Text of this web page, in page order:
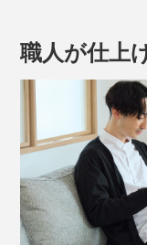
ージュ、ホワイト
職人が仕上